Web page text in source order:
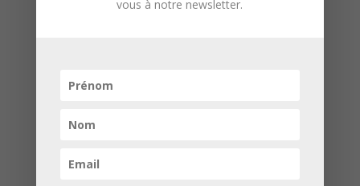
vous à notre newsletter.